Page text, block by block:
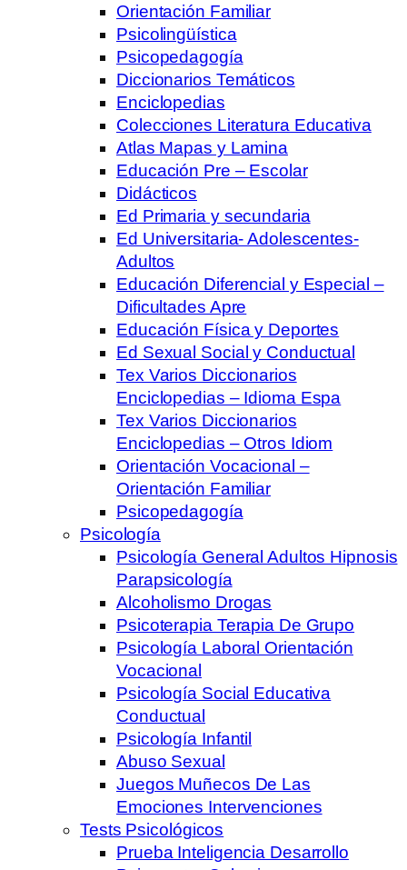
Orientación Familiar
Psicolingüística
Psicopedagogía
Diccionarios Temáticos
Enciclopedias
Colecciones Literatura Educativa
Atlas Mapas y Lamina
Educación Pre – Escolar
Didácticos
Ed Primaria y secundaria
Ed Universitaria- Adolescentes-
Adultos
Educación Diferencial y Especial –
Dificultades Apre
Educación Física y Deportes
Ed Sexual Social y Conductual
Tex Varios Diccionarios
Enciclopedias – Idioma Espa
Tex Varios Diccionarios
Enciclopedias – Otros Idiom
Orientación Vocacional –
Orientación Familiar
Psicopedagogía
Psicología
Psicología General Adultos Hipnosis
Parapsicología
Alcoholismo Drogas
Psicoterapia Terapia De Grupo
Psicología Laboral Orientación
Vocacional
Psicología Social Educativa
Conductual
Psicología Infantil
Abuso Sexual
Juegos Muñecos De Las
Emociones Intervenciones
Tests Psicológicos
Prueba Inteligencia Desarrollo